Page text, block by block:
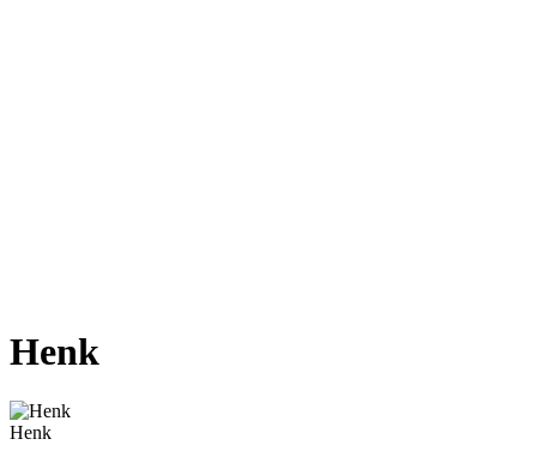
Henk
Henk